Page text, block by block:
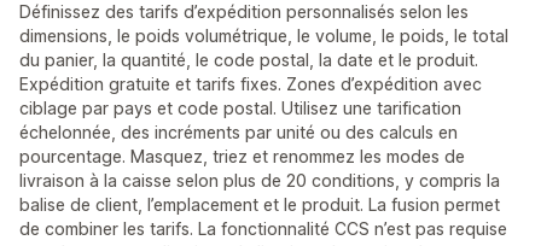
Définissez des tarifs d’expédition personnalisés selon les
dimensions, le poids volumétrique, le volume, le poids, le total
du panier, la quantité, le code postal, la date et le produit.
Expédition gratuite et tarifs fixes. Zones d’expédition avec
ciblage par pays et code postal. Utilisez une tarification
échelonnée, des incréments par unité ou des calculs en
pourcentage. Masquez, triez et renommez les modes de
livraison à la caisse selon plus de 20 conditions, y compris la
balise de client, l’emplacement et le produit. La fusion permet
de combiner les tarifs. La fonctionnalité CCS n’est pas requise